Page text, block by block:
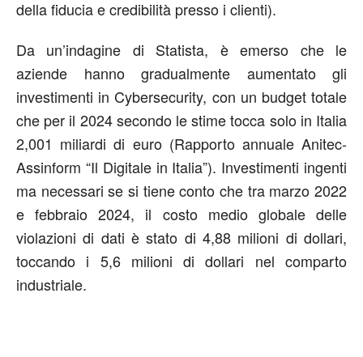
della fiducia e credibilità presso i clienti).
Da un’indagine di Statista, è emerso che le
aziende hanno gradualmente aumentato gli
investimenti in Cybersecurity, con un budget totale
che per il 2024 secondo le stime tocca solo in Italia
2,001 miliardi di euro (Rapporto annuale Anitec-
Assinform “Il Digitale in Italia”). Investimenti ingenti
ma necessari se si tiene conto che tra marzo 2022
e febbraio 2024, il costo medio globale delle
violazioni di dati è stato di 4,88 milioni di dollari,
toccando i 5,6 milioni di dollari nel comparto
industriale.